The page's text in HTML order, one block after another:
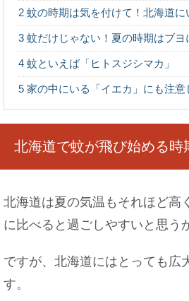
A型女性の別れ方は？A
いやすい場面
文化祭で教室の壁など
き方がポイント
2 蚊の時期は気を付けて！北海道に
3 蚊だけじゃない！夏の時期はブヨ
4 蚊といえば「ヒトスジシマカ」
5 家の中にいる「イエカ」にも注意
北海道で蚊が飛び始める時
北海道は夏の気温もそれほど高
に比べると過ごしやすいと思う
ですが、北海道にはとっても広
す。